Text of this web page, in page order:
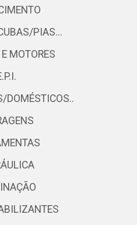
PIAS...
MOTORES
DOMÉSTICOS..